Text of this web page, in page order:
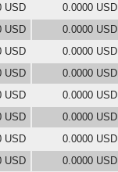
USD 0.0000 USD
USD 0.0000 USD
USD 0.0000 USD
USD 0.0000 USD
USD 0.0000 USD
USD 0.0000 USD
USD 0.0000 USD
USD 0.0000 USD